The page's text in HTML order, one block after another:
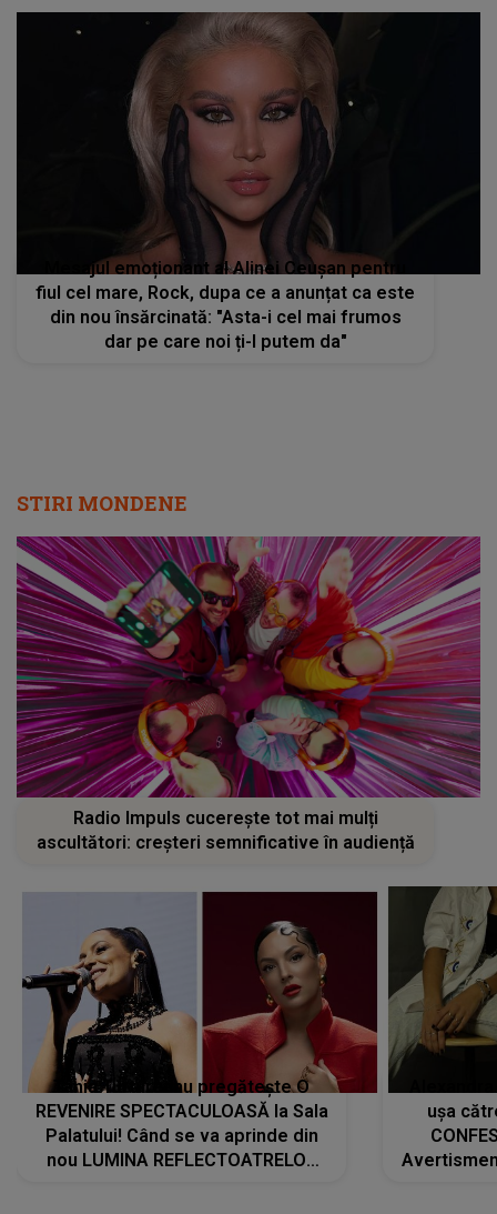
Mesajul emoționant al Alinei Ceușan pentru
fiul cel mare, Rock, dupa ce a anunțat ca este
din nou însărcinată: "Asta-i cel mai frumos
dar pe care noi ți-l putem da"
STIRI MONDENE
Radio Impuls cucerește tot mai mulți
ascultători: creșteri semnificative în audiență
Tania Turtureanu pregătește O
REVENIRE SPECTACULOASĂ la Sala
Palatului! Când se va aprinde din
nou LUMINA REFLECTOATRELOR
ușa